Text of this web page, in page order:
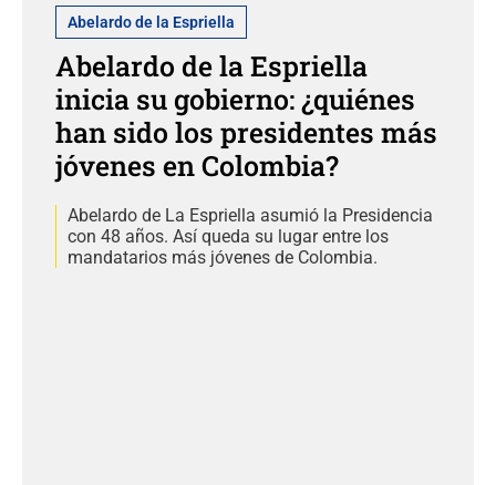
Abelardo de la Espriella
Abelardo de la Espriella
inicia su gobierno: ¿quiénes
han sido los presidentes más
jóvenes en Colombia?
Abelardo de La Espriella asumió la Presidencia
con 48 años. Así queda su lugar entre los
mandatarios más jóvenes de Colombia.